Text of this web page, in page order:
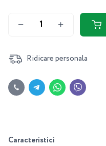
Ridicare personala
Caracteristici